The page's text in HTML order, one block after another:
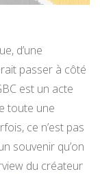
d’une
passer à côté
est un acte
toute une
ce n’est pas
souvenir qu’on
du créateur